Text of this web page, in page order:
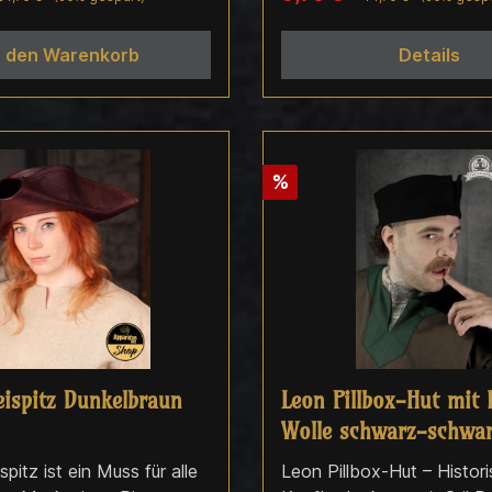
den Warenkorb
viele Rollen und Settings.
Produktdetails: Schlichte
Bundhaube für Mittelalter-
kombinierbar Material: 100%
Baumwolle Hersteller:
Neugrabener Dorf 41-45,
Hamburg Mail:
support@freyhand.com
Details
Dunkelbraun
ist ein Muss für alle
%
Leon Pillbox-Hut mit
Wolle schwarz-
Leon Pillbox-Hut –